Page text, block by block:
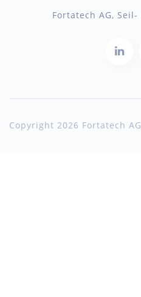
Fortatech AG,
Copyright 2026 Fortatech